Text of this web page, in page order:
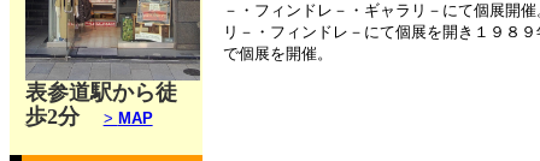
表参道駅から徒
歩2分
> MAP
－・フィンドレ－・ギャラリ－にて個展開
リ－・フィンドレ－にて個展を開き１９８
で個展を開催。